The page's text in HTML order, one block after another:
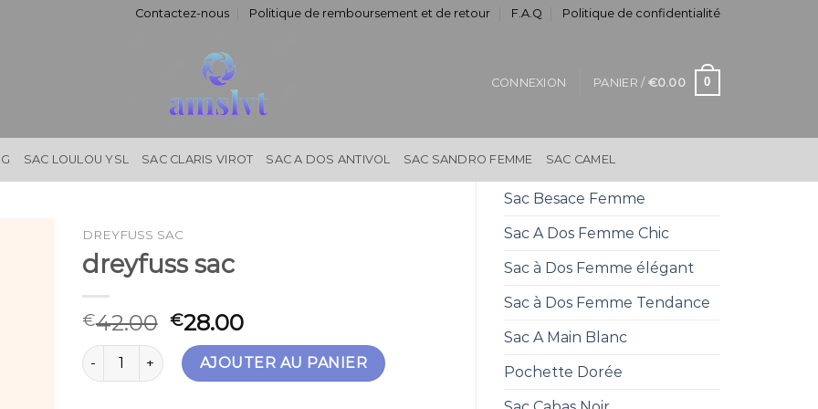
Contactez-nous Politique de remboursement et de retour F.A.Q Politique de confidentialité
CONNEXION PANIER / €0.00 0
SAC LOULOU YSL SAC CLARIS VIROT SAC A DOS ANTIVOL SAC SANDRO FEMME SAC CAMEL
Sac Besace Femme
Sac A Dos Femme Chic
Sac à Dos Femme élégant
Sac à Dos Femme Tendance
Sac A Main Blanc
Pochette Dorée
DREYFUSS SAC
dreyfuss sac
€42.00 €28.00
quantité de dreyfuss sacAJOUTER AU PANIER